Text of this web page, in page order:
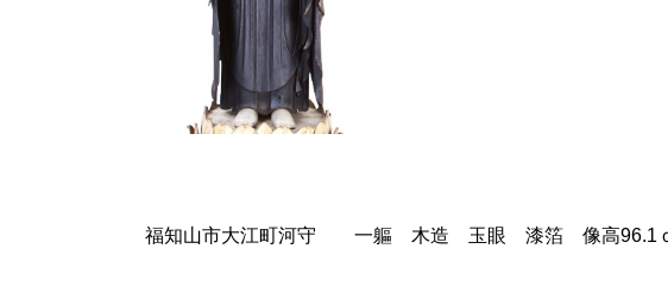
福知山市大江町河守 一軀 木造 玉眼 漆箔 像高